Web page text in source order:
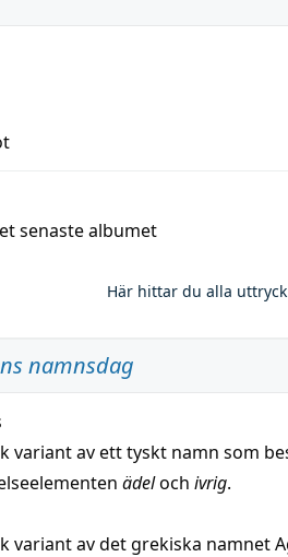
senaste albumet
Här hittar du alla
namnsdag
variant av ett tyskt namn som
ädeloch ivrig.
variant av det grekiska namnet